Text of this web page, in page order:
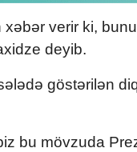
xəbər verir ki,
deyib.
göstərilən
bu mövzuda